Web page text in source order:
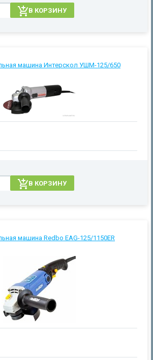
В КОРЗИНУ
машина Интерскол УШМ-125/650
В КОРЗИНУ
машина Redbo EAG-125/1150ER